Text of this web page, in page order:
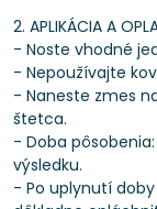
2. APLIKÁCIA A
- Noste vhodné
- Nepoužívajte
- Naneste zmes
štetca.
- Doba
výsledku.
- Po uplynutí